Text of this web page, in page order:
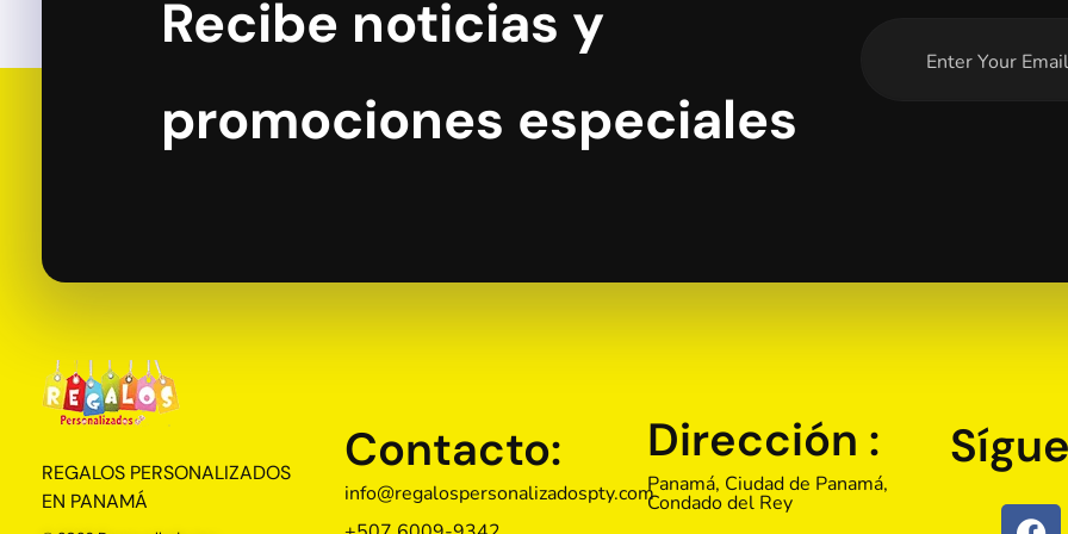
Recibe noticias y
promociones especiales
REGALOS PERSONALIZADOS
EN PANAMÁ
Contacto:
info@regalospersonalizadospty.com
Dirección :
Panamá, Ciudad de Panamá,
Condado del Rey